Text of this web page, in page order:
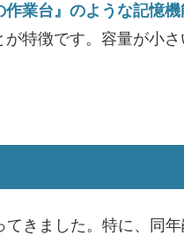
業台』のような記憶機
特徴です。容量が小さ
きました。特に、同年